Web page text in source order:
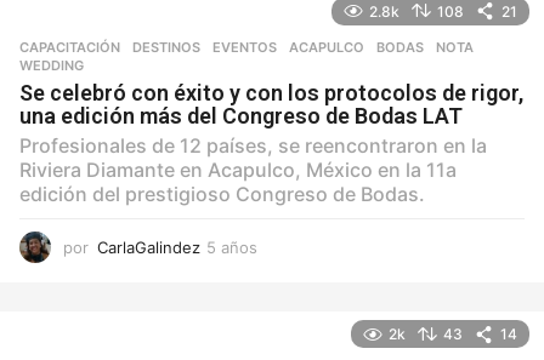
2.8k 108 21
CAPACITACIÓN ,DESTINOS ,EVENTOS ACAPULCO ,BODAS ,NOTA
WEDDING
Se celebró con éxito y con los protocolos de rigor,
una edición más del Congreso de Bodas LAT
Profesionales de 12 países, se reencontraron en la
Riviera Diamante en Acapulco, México en la 11a
edición del prestigioso Congreso de Bodas.
por CarlaGalindez 5 años
2k 43 14